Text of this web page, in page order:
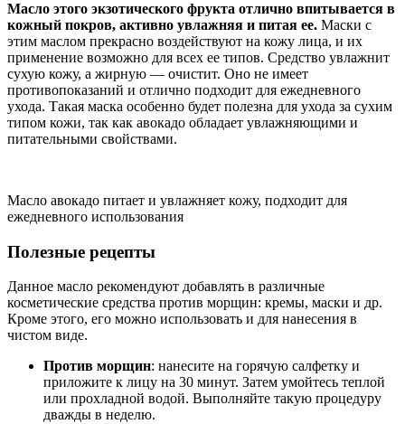
Масло этого экзотического фрукта отлично впитывается в
кожный покров, активно увлажняя и питая ее. Маски с
этим маслом прекрасно воздействуют на кожу лица, и их
применение возможно для всех ее типов. Средство увлажнит
сухую кожу, а жирную — очистит. Оно не имеет
противопоказаний и отлично подходит для ежедневного
ухода. Такая маска особенно будет полезна для ухода за сухим
типом кожи, так как авокадо обладает увлажняющими и
питательными свойствами.
Масло авокадо питает и увлажняет кожу, подходит для
ежедневного использования
Полезные рецепты
Данное масло рекомендуют добавлять в различные
косметические средства против морщин: кремы, маски и др.
Кроме этого, его можно использовать и для нанесения в
чистом виде.
Против морщин: нанесите на горячую салфетку и
приложите к лицу на 30 минут. Затем умойтесь теплой
или прохладной водой. Выполняйте такую процедуру
дважды в неделю.